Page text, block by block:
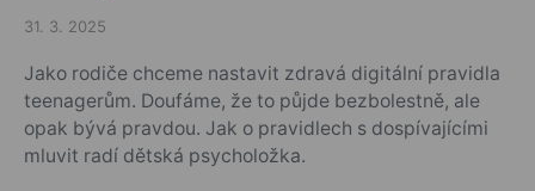
Posted on
31. 3. 2025
Jako rodiče chceme nastavit zdravá digitální pravidla
teenagerům. Doufáme, že to půjde bezbolestně, ale
opak bývá pravdou. Jak o pravidlech s dospívajícími
mluvit radí dětská psycholožka.